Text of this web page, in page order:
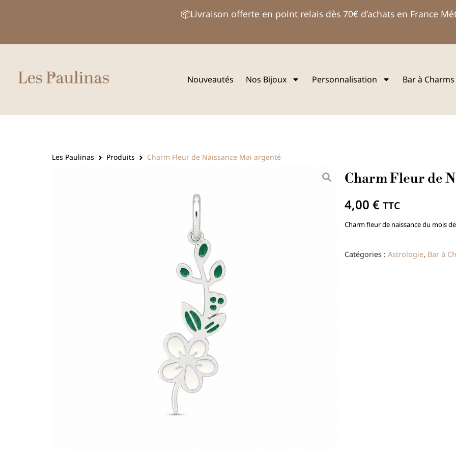
📦Livraison offerte en point relais dès 70€ d’achats en France
Nouveautés Nos Bijoux Personnalisation Bar à Charms
Les Paulinas Produits Charm Fleur de Naissance Mai argenté
Charm Fleur de
4,00 € TTC
Charm fleur de naissance du mois
Catégories : Astrologie, Bar à